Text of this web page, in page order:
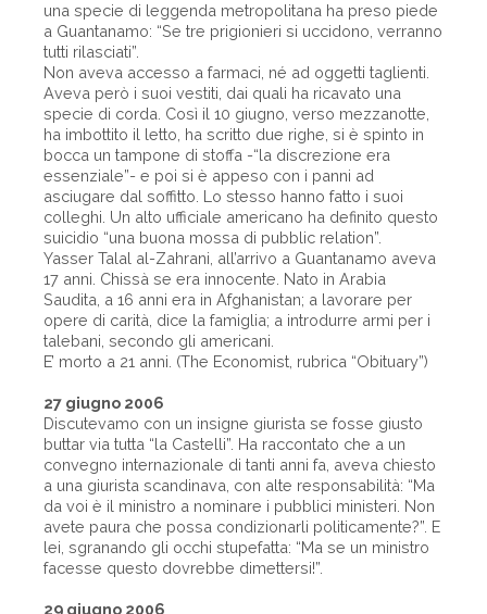
una specie di leggenda metropolitana ha preso piede
a Guantanamo: “Se tre prigionieri si uccidono, verranno
tutti rilasciati”.
Non aveva accesso a farmaci, né ad oggetti taglienti.
Aveva però i suoi vestiti, dai quali ha ricavato una
specie di corda. Così il 10 giugno, verso mezzanotte,
ha imbottito il letto, ha scritto due righe, si è spinto in
bocca un tampone di stoffa -“la discrezione era
essenziale”- e poi si è appeso con i panni ad
asciugare dal soffitto. Lo stesso hanno fatto i suoi
colleghi. Un alto ufficiale americano ha definito questo
suicidio “una buona mossa di pubblic relation”.
Yasser Talal al-Zahrani, all’arrivo a Guantanamo aveva
17 anni. Chissà se era innocente. Nato in Arabia
Saudita, a 16 anni era in Afghanistan; a lavorare per
opere di carità, dice la famiglia; a introdurre armi per i
talebani, secondo gli americani.
E’ morto a 21 anni. (The Economist, rubrica “Obituary”)
27 giugno 2006
Discutevamo con un insigne giurista se fosse giusto
buttar via tutta “la Castelli”. Ha raccontato che a un
convegno internazionale di tanti anni fa, aveva chiesto
a una giurista scandinava, con alte responsabilità: “Ma
da voi è il ministro a nominare i pubblici ministeri. Non
avete paura che possa condizionarli politicamente?”. E
lei, sgranando gli occhi stupefatta: “Ma se un ministro
facesse questo dovrebbe dimettersi!”.
29 giugno 2006